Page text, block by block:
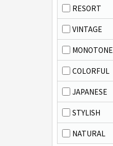
RESORT
VINTAGE
MONOTONE
COLORFUL
JAPANESE
STYLISH
NATURAL